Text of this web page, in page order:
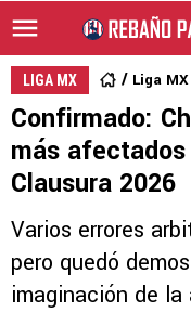
LIGA MX Liga
Confirmado:
más
Clausura 2026
Varios errores
pero quedó
imaginación de